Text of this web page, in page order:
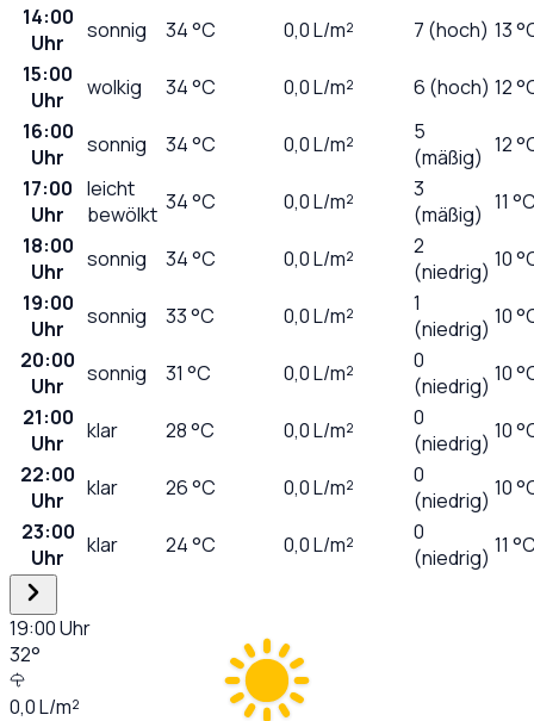
14:00
Uhr
sonnig 34°C 0,0L/m² 7 (hoch) 13
15:00
Uhr
wolkig 34°C 0,0L/m² 6 (hoch) 12
16:00
Uhr
sonnig 34°C 0,0L/m²
5
(mäßig) 12
17:00
Uhr
leicht
bewölkt 34°C 0,0L/m²
3
(mäßig) 11
18:00
Uhr
sonnig 34°C 0,0L/m²
2
(niedrig) 10
19:00
Uhr
sonnig 33°C 0,0L/m²
1
(niedrig) 10
20:00
Uhr
sonnig 31 °C 0,0L/m²
0
(niedrig) 10
21:00
Uhr
klar 28°C 0,0L/m²
0
(niedrig) 10
22:00
Uhr
klar 26°C 0,0L/m²
0
(niedrig) 10
23:00
Uhr
klar 24°C 0,0L/m²
0
(niedrig) 11
19:00Uhr
32°
0,0L/m²